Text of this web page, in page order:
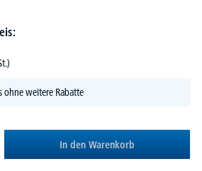
ohne weitere Rabatte
In den Warenkorb